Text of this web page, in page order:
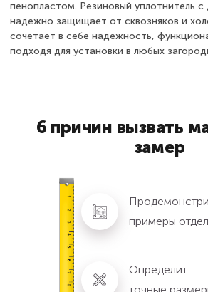
пенопластом. Резиновый уплотнитель с
надежно защищает от сквозняков и
сочетает в себе надежность,
подходя для установки в любых
6 причин вызвать
замер
примеры
Определит